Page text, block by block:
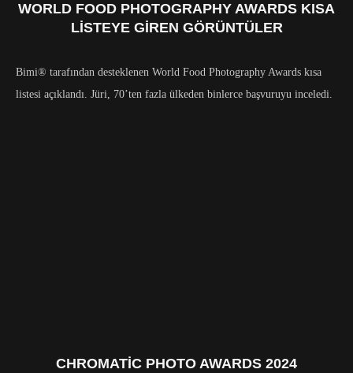
WORLD FOOD PHOTOGRAPHY AWARDS KISA
LISTEYE GIREN GÖRÜNTÜLER
Bimi® tarafından desteklenen World Food Photography Awards kısa
listesi açıklandı. Jüri, 70’ten fazla ülkeden binlerce başvuruyu inceledi.
CHROMATIC PHOTO AWARDS 2024